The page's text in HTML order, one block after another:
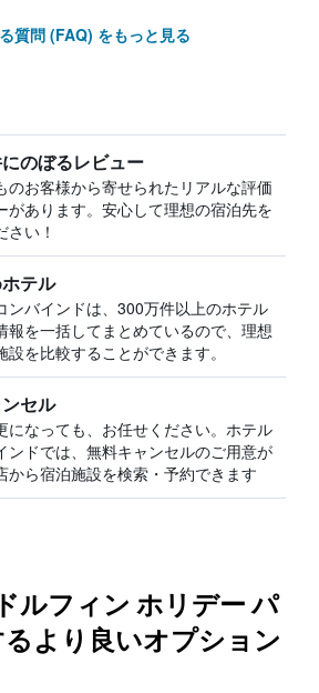
質問 (FAQ) をもっと見る
のぼるレビュー
のお客様から寄せられたリアルな評価
があります。安心して理想の宿泊先を
さい！
テル
ンバインドは、300万件以上のホテル
報を一括してまとめているので、理想
設を比較することができます。
セル
になっても、お任せください。ホテル
ンドでは、無料キャンセルのご用意が
から宿泊施設を検索・予約できます
ルフィン ホリデー パ
より良いオプション